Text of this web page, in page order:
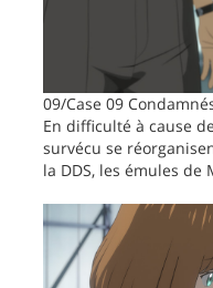
09/Case 09
En difficulté à cause
survécu se
la DDS, les émules